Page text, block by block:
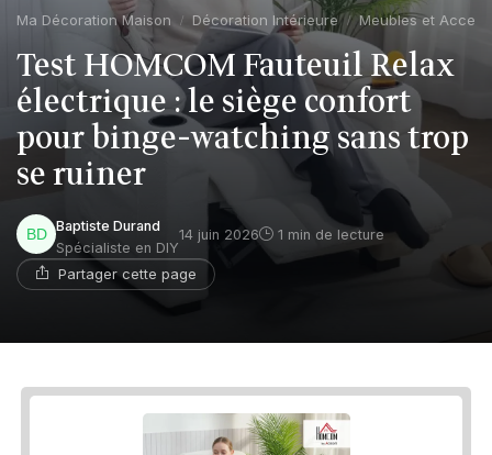
Ma Décoration Maison Décoration Intérieure Meubles et
Test HOMCOM Fauteuil Relax
électrique : le siège confort
pour binge-watching sans trop
se ruiner
Baptiste Durand
Spécialiste en DIY
14 juin 2026 1 min de lecture
Partager cette page